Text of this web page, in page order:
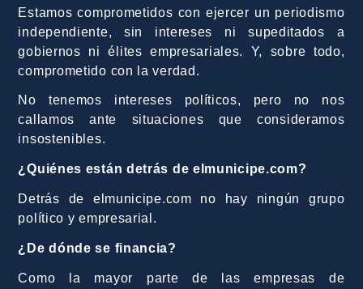
Estamos comprometidos con ejercer un periodismo
independiente, sin intereses ni supeditados a
gobiernos ni élites empresariales. Y, sobre todo,
comprometido con la verdad.
No tenemos intereses políticos, pero no nos
callamos ante situaciones que consideramos
insostenibles.
¿Quiénes están detrás de elmunicipe.com?
Detrás de elmunicipe.com no hay ningún grupo
político y empresarial.
¿De dónde se financia?
Como la mayor parte de las empresas de